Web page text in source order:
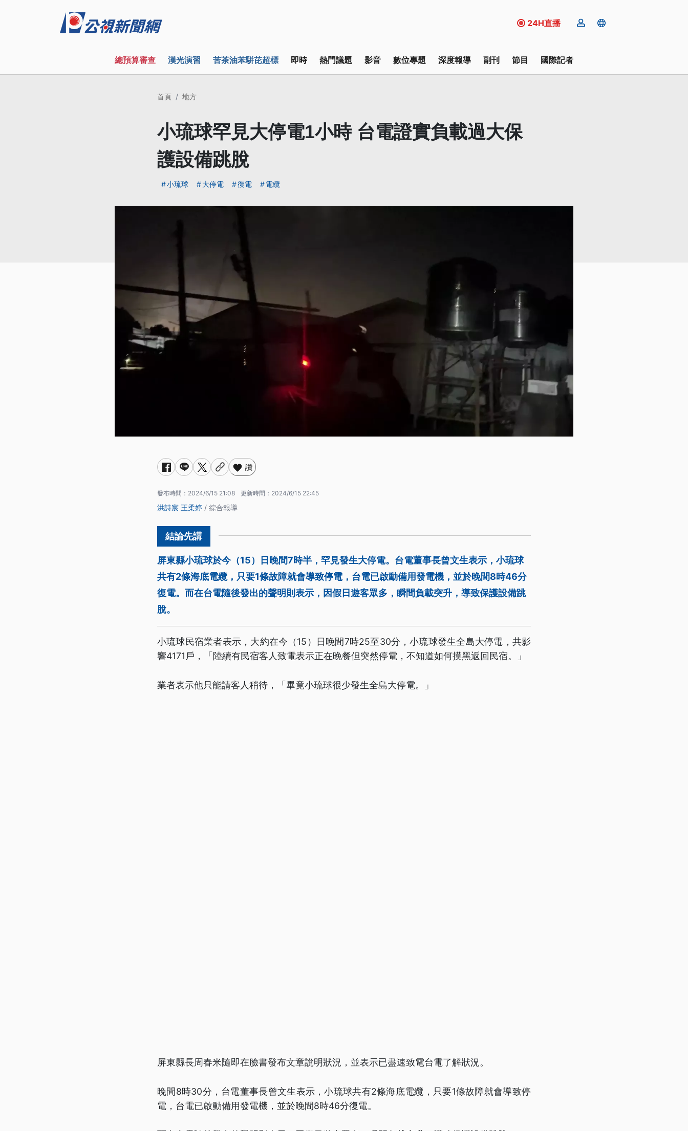
24H直播
總預算審查 漢光演習 苦茶油苯駢芘超標 即時 熱門議題 影音 數位專題 深度報導 副刊 節目 國際記者
首頁 地方
小琉球罕見大停電1小時 台電證實負載過大保
護設備跳脫
小琉球 大停電 復電 電纜
讚
發布時間： 2024/6/15 21:08 更新時間： 2024/6/15 22:45
洪詩宸 王柔婷 / 綜合報導
屏東縣小琉球於今（15）日晚間7時半，罕見發生大停電。台電董事長曾文生表示，小琉球
共有2條海底電纜，只要1條故障就會導致停電，台電已啟動備用發電機，並於晚間8時46分
復電。而在台電隨後發出的聲明則表示，因假日遊客眾多，瞬間負載突升，導致保護設備跳
脫。
小琉球民宿業者表示，大約在今（15）日晚間7時25至30分，小琉球發生全島大停電，共影
響4171戶，「陸續有民宿客人致電表示正在晚餐但突然停電，不知道如何摸黑返回民宿。」
業者表示他只能請客人稍待，「畢竟小琉球很少發生全島大停電。」
屏東縣長周春米隨即在臉書發布文章說明狀況，並表示已盡速致電台電了解狀況。
晚間8時30分，台電董事長曾文生表示，小琉球共有2條海底電纜，只要1條故障就會導致停
電，台電已啟動備用發電機，並於晚間8時46分復電。